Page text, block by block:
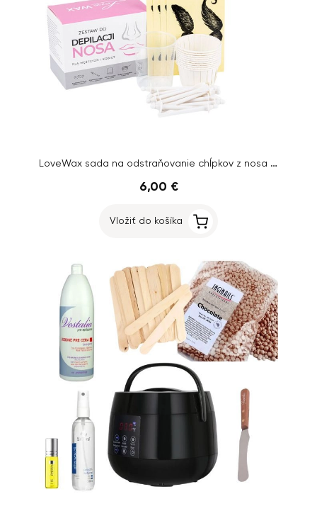
LoveWax sada na odstraňovanie chĺpkov z nosa + Perličky Lychee and Tuberose, 100g
6,00 €
Vložiť do košíka